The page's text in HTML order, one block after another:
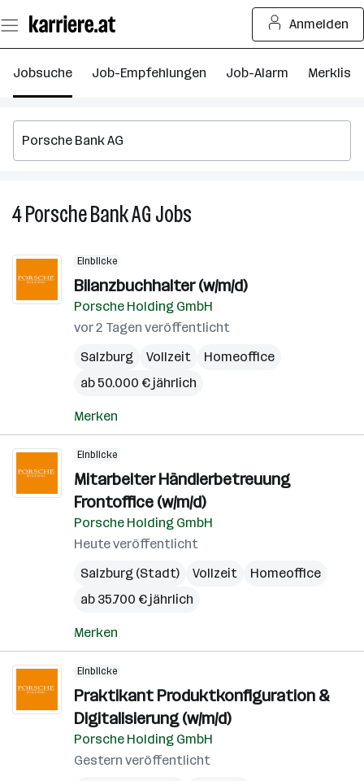
Seiteninhalt
springen
Anmelden
Jobsuche Job-Empfehlungen Job-Alarm Merkliste
4Porsche Bank AG Jobs
Jobs
Einblicke
Bilanzbuchhalter (w/m/d)
Porsche Holding GmbH
vor 2 Tagen veröffentlicht
Salzburg
Vollzeit
Homeoffice
ab 50.000 € jährlich
Merken
Einblicke
Mitarbeiter Händlerbetreuung
Frontoffice (w/m/d)
Porsche Holding GmbH
Heute veröffentlicht
Salzburg (Stadt)
Vollzeit
Homeoffice
ab 35.700 € jährlich
Merken
Einblicke
Praktikant Produktkonfiguration &
Digitalisierung (w/m/d)
Porsche Holding GmbH
Gestern veröffentlicht